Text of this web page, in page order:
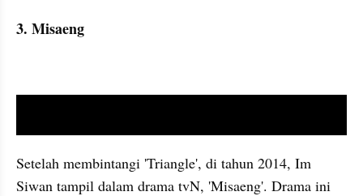
3. Misaeng
Setelah membintangi 'Triangle', di tahun 2014, Im
Siwan tampil dalam drama tvN, 'Misaeng'. Drama ini